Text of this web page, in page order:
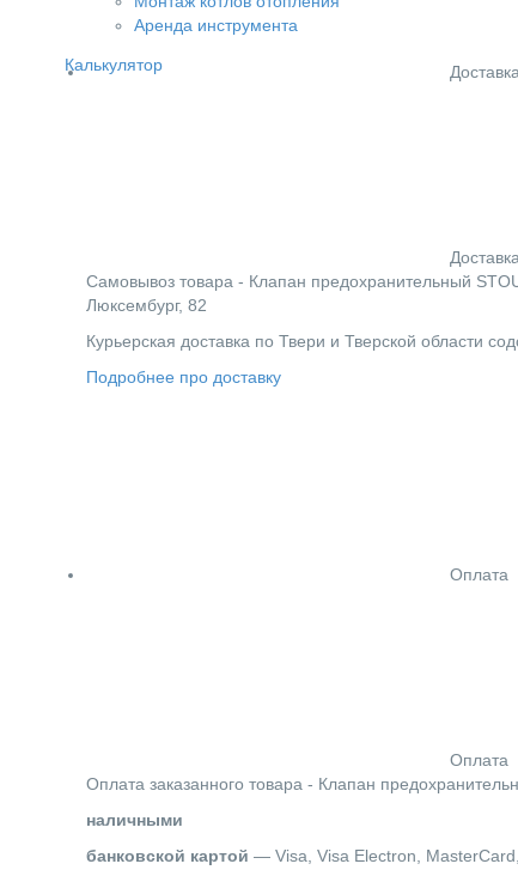
Аренда инструмента
Калькулятор Доставка
Доставка
Cамовывоз товара - Клапан предохранительный
Люксембург, 82
Курьерская доставка по Твери и Тверской области
Подробнее про доставку
Оплата
Оплата
Оплата заказанного товара - Клапан
наличными
банковской картой — Visa, Visa Electron,